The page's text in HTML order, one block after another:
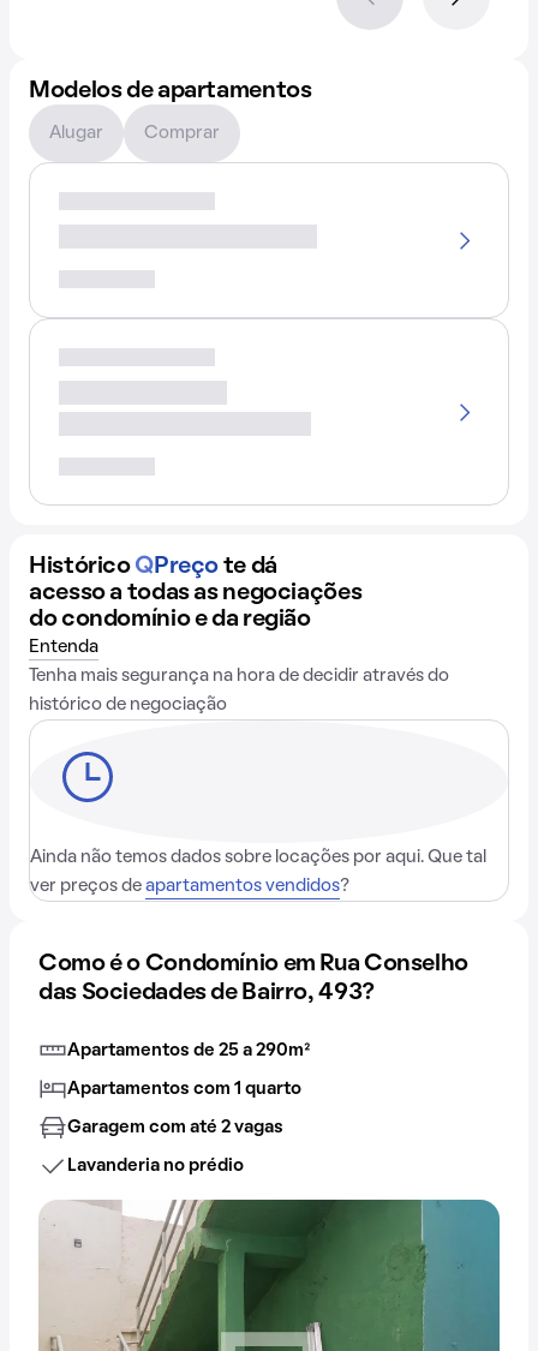
Modelos de apartamentos
Alugar Comprar
Histórico QPreço te dá
acesso a todas as negociações
do condomínio e da região
Entenda
Tenha mais segurança na hora de decidir através do
histórico de negociação
Ainda não temos dados sobre locações por aqui. Que tal
ver preços de apartamentos vendidos?
Como é o Condomínio em Rua Conselho
das Sociedades de Bairro, 493?
Apartamentos de 25 a 290m²
Apartamentos com 1 quarto
Garagem com até 2 vagas
Lavanderia no prédio